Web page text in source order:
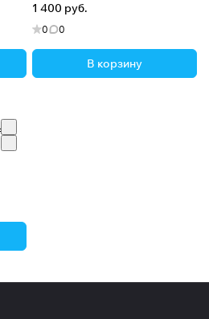
1 400 руб.
0 0
В корзину